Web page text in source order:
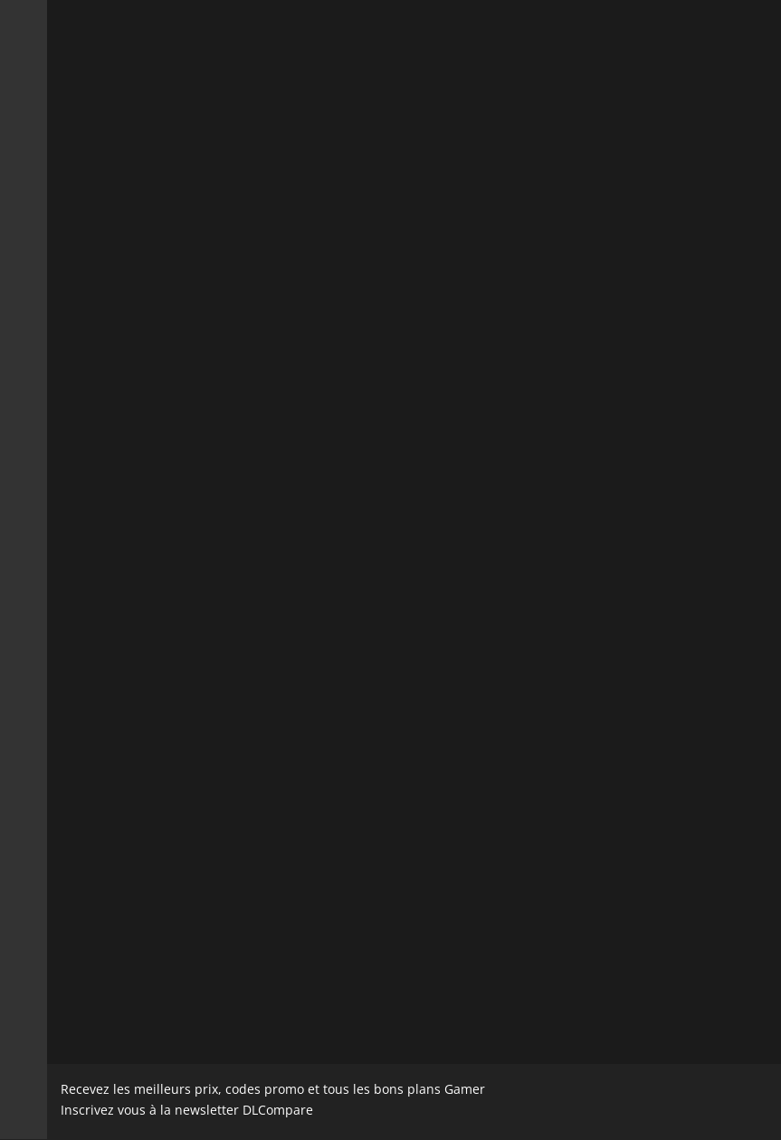
Recevez les meilleurs prix, codes promo et tous les bons plans Gamer
Inscrivez vous à la newsletter DLCompare